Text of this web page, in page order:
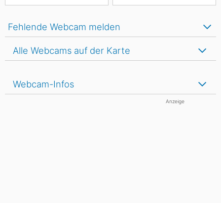
Lappland.
Fehlende Webcam melden
Alle Webcams auf der Karte
Webcam-Infos
Anzeige